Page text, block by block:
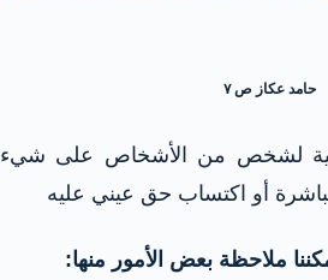
حامد عكاز ص ٧
لشخص من الأشخاص على شيء
مباشرة أو اكتساب حق عيني عليه
ملاحظة بعض الأمور منها: